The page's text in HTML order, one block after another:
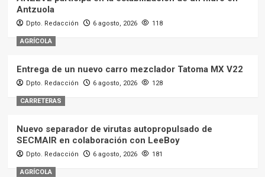
Antzuola
Dpto. Redacción 6 agosto, 2026 118
AGRÍCOLA
Entrega de un nuevo carro mezclador Tatoma MX V22
Dpto. Redacción 6 agosto, 2026 128
CARRETERAS
Nuevo separador de virutas autopropulsado de
SECMAIR en colaboración con LeeBoy
Dpto. Redacción 6 agosto, 2026 181
AGRÍCOLA